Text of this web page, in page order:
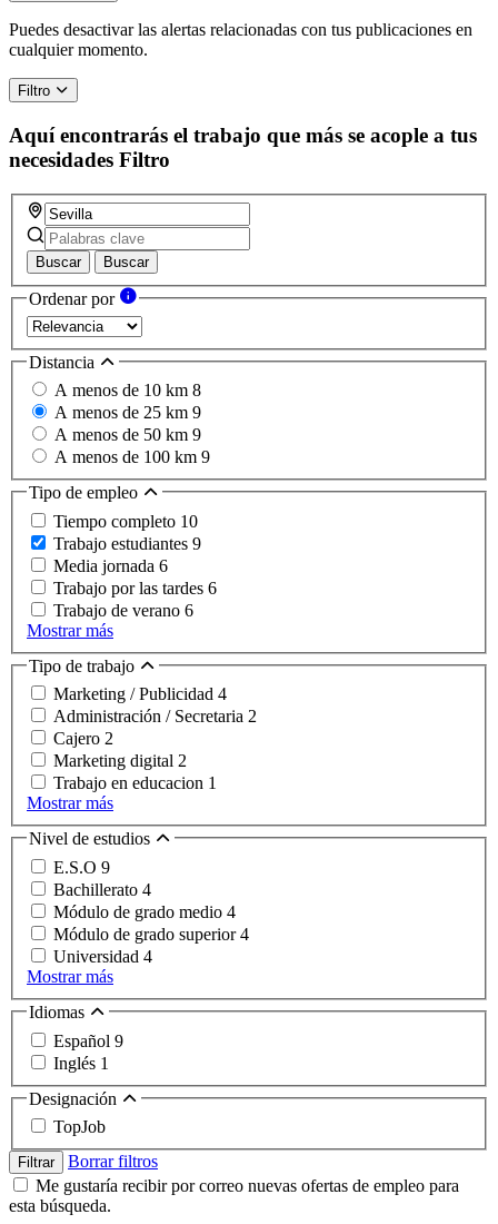
are
a
human,
ignore
this
field
Puedes desactivar las alertas relacionadas con tus publicaciones en
cualquier momento.
Filtro
Aquí encontrarás el trabajo que más se acople a tus
necesidades Filtro
Buscar Buscar
Ordenar por
Distancia
A menos de 10 km 8
A menos de 25 km 9
A menos de 50 km 9
A menos de 100 km 9
Tipo de empleo
Tiempo completo 10
Trabajo estudiantes 9
Media jornada 6
Trabajo por las tardes 6
Trabajo de verano 6
Mostrar más
Tipo de trabajo
Marketing / Publicidad 4
Administración / Secretaria 2
Cajero 2
Marketing digital 2
Trabajo en educacion 1
Mostrar más
Nivel de estudios
E.S.O 9
Bachillerato 4
Módulo de grado medio 4
Módulo de grado superior4
Universidad 4
Mostrar más
Idiomas
Español 9
Inglés 1
Designación
TopJob
Filtrar
Borrar filtros
Me gustaría recibir por correo nuevas ofertas de empleo para
esta búsqueda.